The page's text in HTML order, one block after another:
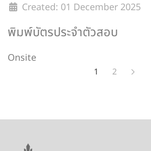
Created: 01 December 2025
พิมพ์บัตรประจำตัวสอบ
Onsite
1 2